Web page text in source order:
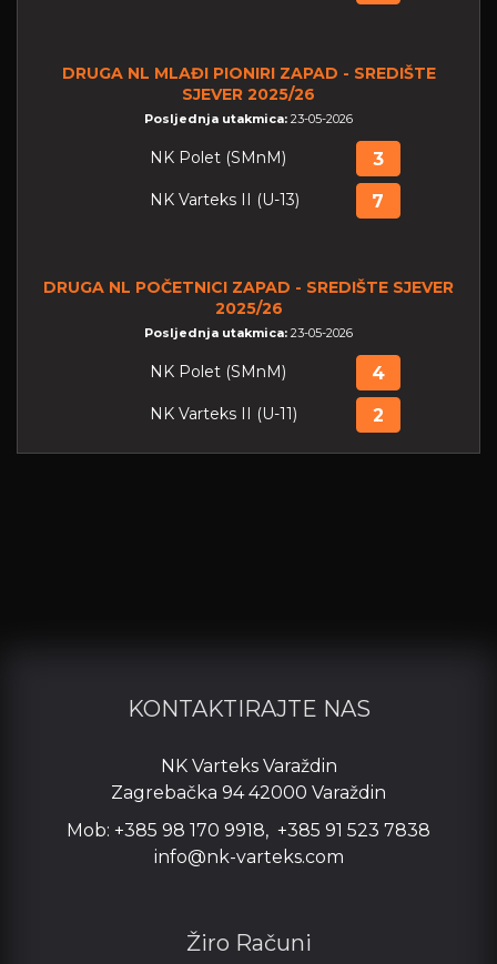
DRUGA NL MLAĐI PIONIRI ZAPAD - SREDIŠTE
SJEVER 2025/26
Posljednja utakmica: 23-05-2026
NK Polet (SMnM) 3
NK Varteks II (U-13) 7
DRUGA NL POČETNICI ZAPAD - SREDIŠTE SJEVER
2025/26
Posljednja utakmica: 23-05-2026
NK Polet (SMnM) 4
NK Varteks II (U-11) 2
KONTAKTIRAJTE NAS
NK Varteks Varaždin
Zagrebačka 94 42000 Varaždin
Mob: +385 98 170 9918, +385 91 523 7838
info@nk-varteks.com
Žiro Računi